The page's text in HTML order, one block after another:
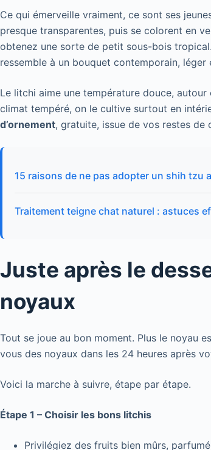
Ce qui émerveille vraiment, ce sont ses
presque transparentes, puis se colorent en
obtenez une sorte de petit sous-bois
ressemble à un bouquet contemporain, léger
Le litchi aime une température douce,
climat tempéré, on le cultive surtout en
d’ornement, gratuite, issue de vos restes de
15 raisons de ne pas adopter un shih tzu
Traitement teigne chat naturel : astuces
Juste après le
noyaux
Tout se joue au bon moment. Plus le noyau
vous des noyaux dans les 24 heures après
Voici la marche à suivre, étape par étape.
Étape 1 – Choisir les bons litchis
Privilégiez des fruits bien mûrs,